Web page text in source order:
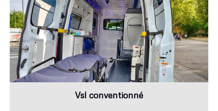
Vsl conventionné